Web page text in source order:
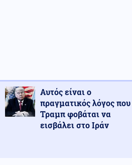
Αυτός είναι ο
πραγματικός λόγος
Τραμπ φοβάται να
εισβάλει στο Ιράν